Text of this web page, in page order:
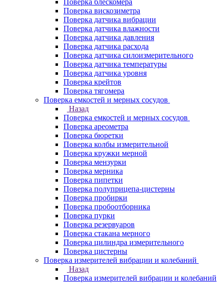
Поверка блескомера
Поверка вискозиметра
Поверка датчика вибрации
Поверка датчика влажности
Поверка датчика давления
Поверка датчика расхода
Поверка датчика силоизмерительного
Поверка датчика температуры
Поверка датчика уровня
Поверка крейтов
Поверка тягомера
Поверка емкостей и мерных сосудов
Назад
Поверка емкостей и мерных сосудов
Поверка ареометра
Поверка бюретки
Поверка колбы измерительной
Поверка кружки мерной
Поверка мензурки
Поверка мерника
Поверка пипетки
Поверка полуприцепа-цистерны
Поверка пробирки
Поверка пробоотборника
Поверка пурки
Поверка резервуаров
Поверка стакана мерного
Поверка цилиндра измерительного
Поверка цистерны
Поверка измерителей вибрации и колебаний
Назад
Поверка измерителей вибрации и колебаний